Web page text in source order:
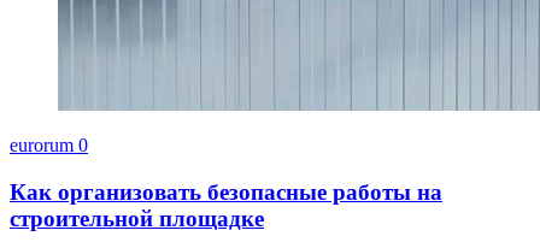
eurorum 0
Как организовать безопасные работы на
строительной площадке